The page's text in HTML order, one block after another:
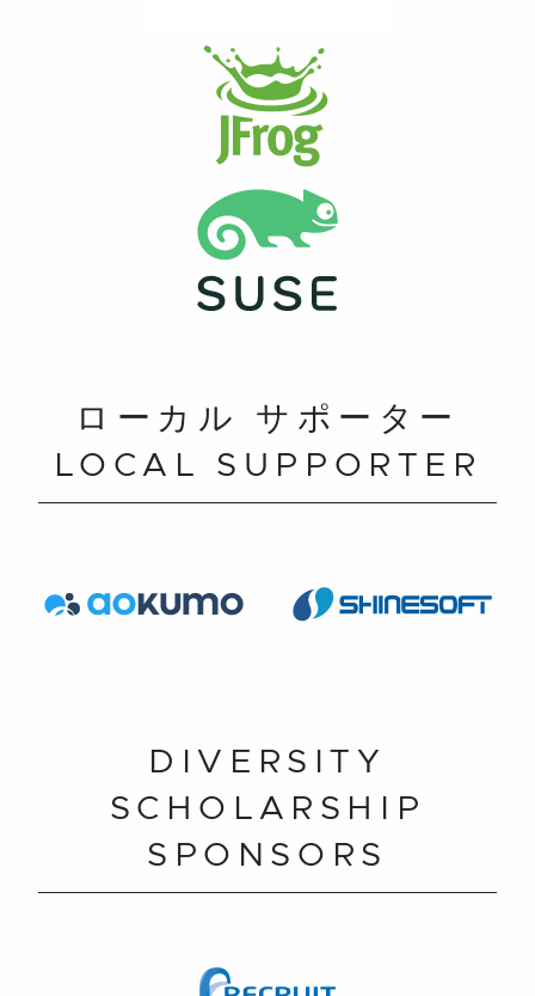
ローカル サポーター
LOCAL SUPPORTER
DIVERSITY
SCHOLARSHIP
SPONSORS